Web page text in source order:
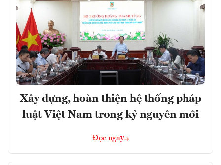
Xây dựng, hoàn thiện hệ thống pháp
luật Việt Nam trong kỷ nguyên mới
Đọc ngay